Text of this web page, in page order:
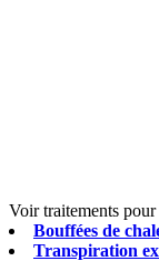
Voir traitements pour
Bouffées de
Transpiration